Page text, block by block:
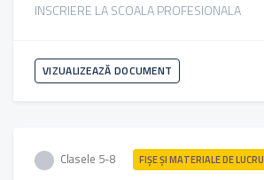
INSCRIERE LA SCOALA PROFESIONALA
VIZUALIZEAZĂ DOCUMENT
Clasele 5-8 FIŞE ŞI MATERIALE DE LUCRU